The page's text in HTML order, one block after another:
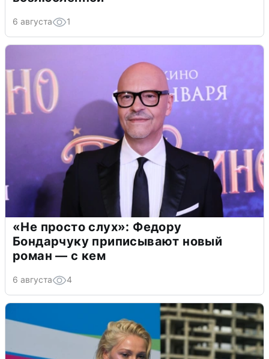
6 августа 1
«Не просто слух»: Федору
Бондарчуку приписывают новый
роман — с кем
6 августа 4